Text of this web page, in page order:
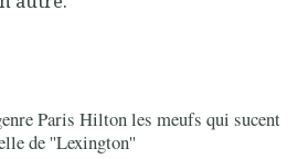
Paris Hilton les meufs qui sucent
de ''Lexington''